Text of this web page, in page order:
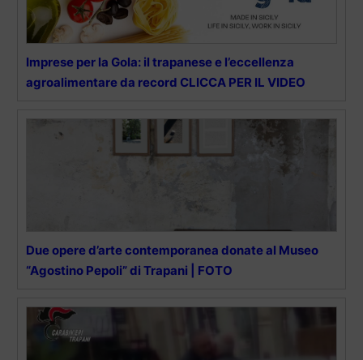
Imprese per la Gola: il trapanese e l’eccellenza
agroalimentare da record CLICCA PER IL VIDEO
Due opere d’arte contemporanea donate al Museo
“Agostino Pepoli” di Trapani | FOTO